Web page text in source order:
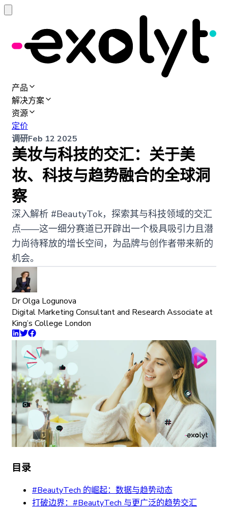
产品
解决方案
资源
定价
调研Feb 12 2025
美妆与科技的交汇：关于美
妆、科技与趋势融合的全球洞
察
深入解析 #BeautyTok，探索其与科技领域的交汇
点——这一细分赛道已开辟出一个极具吸引力且潜
力尚待释放的增长空间，为品牌与创作者带来新的
机会。
Dr Olga Logunova
Digital Marketing Consultant and Research Associate at
King’s College London
目录
#BeautyTech 的崛起：数据与趋势动态
打破边界：#BeautyTech 与更广泛的趋势交汇